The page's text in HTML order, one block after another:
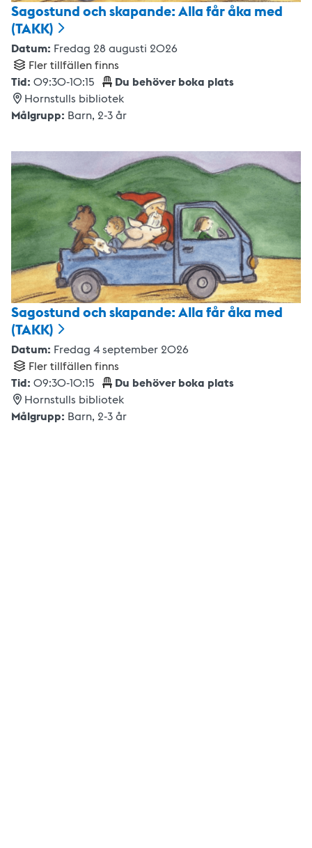
Sagostund och skapande: Alla får åka med
(TAKK)
Datum: Fredag 28 augusti 2026
Fler tillfällen finns
Tid: 09:30-10:15
Du behöver boka plats
Hornstulls bibliotek
Målgrupp: Barn, 2-3 år
Sagostund och skapande: Alla får åka med
(TAKK)
Datum: Fredag 4 september 2026
Fler tillfällen finns
Tid: 09:30-10:15
Du behöver boka plats
Hornstulls bibliotek
Målgrupp: Barn, 2-3 år